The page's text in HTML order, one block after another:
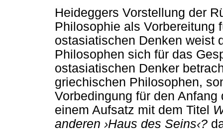
Heideggers Vorstellung der
Philosophie als Vorbereitung
ostasiatischen Denken weist
Philosophen sich für das
ostasiatischen Denker
griechischen Philosophen,
Vorbedingung für den
einem Aufsatz mit dem Titel
anderen ›Haus des Seins‹?